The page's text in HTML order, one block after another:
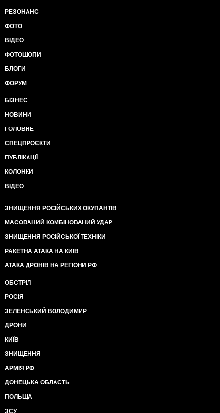
РЕЗОНАНС
ФОТО
ВІДЕО
ФОТОШОПИ
БЛОГИ
ФОРУМ
БІЗНЕС
НОВИНИ
ГОЛОВНЕ
СПЕЦПРОЄКТИ
ПУБЛІКАЦІЇ
КОЛОНКИ
ВІДЕО
ЗНИЩЕННЯ РОСІЙСЬКИХ ОКУПАНТІВ
МАСОВАНИЙ КОМБІНОВАНИЙ УДАР
ЗНИЩЕННЯ РОСІЙСЬКОЇ ТЕХНІКИ
РАКЕТНА АТАКА НА КИЇВ
АТАКА ДРОНІВ НА РЕГІОНИ РФ
ОБСТРІЛ
РОСІЯ
ЗЕЛЕНСЬКИЙ ВОЛОДИМИР
ДРОНИ
КИЇВ
ЗНИЩЕННЯ
АРМІЯ РФ
ДОНЕЦЬКА ОБЛАСТЬ
ПОЛЬЩА
ЗСУ